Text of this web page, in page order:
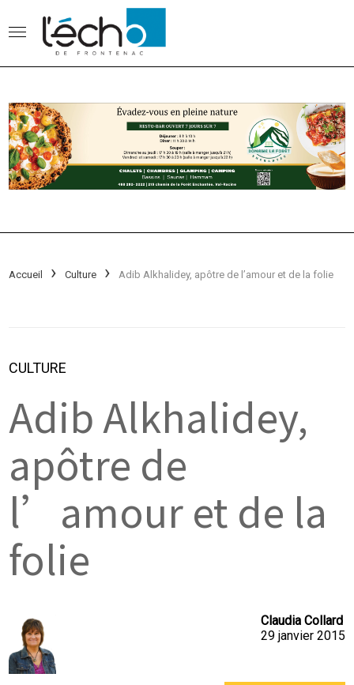
Accueil Culture Adib Alkhalidey, apôtre de l’amour et de la folie
CULTURE
Adib Alkhalidey,
apôtre de
l’amour et de la
folie
Claudia Collard
29 janvier 2015